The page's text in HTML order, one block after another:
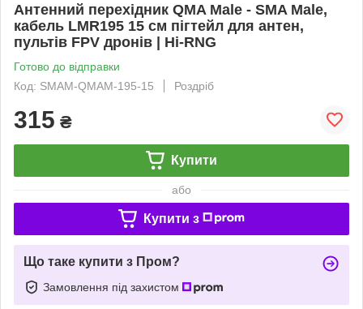
Антенний перехідник QMA Male - SMA Male,
кабель LMR195 15 см пігтейл для антен,
пультів FPV дронів | Hi-RNG
Готово до відправки
Код: SMAM-QMAM-195-15
Роздріб
315 ₴
Купити
або
Купити з
Що таке купити з Пром?
Замовлення під захистом